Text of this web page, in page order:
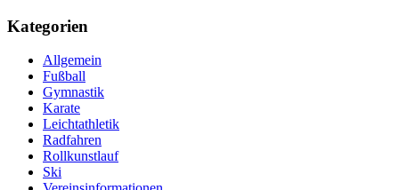
Kategorien
Allgemein
Fußball
Gymnastik
Karate
Leichtathletik
Radfahren
Rollkunstlauf
Ski